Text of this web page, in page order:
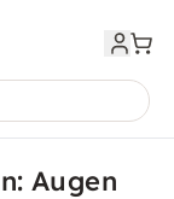
Augen